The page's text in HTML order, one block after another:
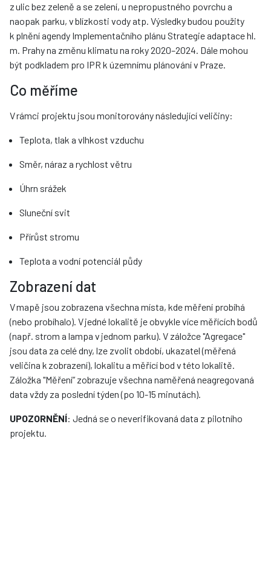
z ulic bez zeleně a se zelení, u nepropustného povrchu a
naopak parku, v blízkosti vody atp. Výsledky budou použity
k plnění agendy Implementačního plánu Strategie adaptace hl.
m. Prahy na změnu klimatu na roky 2020–2024. Dále mohou
být podkladem pro IPR k územnímu plánování v Praze.
Co měříme
V rámci projektu jsou monitorovány následující veličiny:
Teplota, tlak a vlhkost vzduchu
Směr, náraz a rychlost větru
Úhrn srážek
Sluneční svit
Přírůst stromu
Teplota a vodní potenciál půdy
Zobrazení dat
V mapě jsou zobrazena všechna místa, kde měření probíhá
(nebo probíhalo). V jedné lokalitě je obvykle více měřících bodů
(např. strom a lampa v jednom parku). V záložce "Agregace"
jsou data za celé dny, lze zvolit období, ukazatel (měřená
veličina k zobrazení), lokalitu a měřící bod v této lokalitě.
Záložka "Měření” zobrazuje všechna naměřená neagregovaná
data vždy za poslední týden (po 10-15 minutách).
UPOZORNĚNÍ: Jedná se o neverifikovaná data z pilotního
projektu.